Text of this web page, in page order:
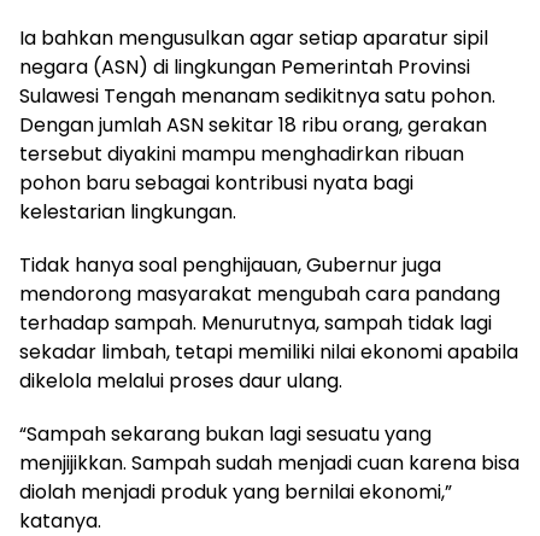
Ia bahkan mengusulkan agar setiap aparatur sipil
negara (ASN) di lingkungan Pemerintah Provinsi
Sulawesi Tengah menanam sedikitnya satu pohon.
Dengan jumlah ASN sekitar 18 ribu orang, gerakan
tersebut diyakini mampu menghadirkan ribuan
pohon baru sebagai kontribusi nyata bagi
kelestarian lingkungan.
Tidak hanya soal penghijauan, Gubernur juga
mendorong masyarakat mengubah cara pandang
terhadap sampah. Menurutnya, sampah tidak lagi
sekadar limbah, tetapi memiliki nilai ekonomi apabila
dikelola melalui proses daur ulang.
“Sampah sekarang bukan lagi sesuatu yang
menjijikkan. Sampah sudah menjadi cuan karena bisa
diolah menjadi produk yang bernilai ekonomi,”
katanya.